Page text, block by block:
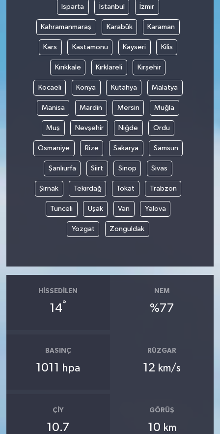
Isparta İstanbul İzmir
Kahramanmaraş Karabük Karaman
Kars Kastamonu Kayseri Kilis
Kırıkkale Kırklareli Kırşehir
Kocaeli Konya Kütahya Malatya
Manisa Mardin Mersin Muğla
Muş Nevşehir Niğde Ordu
Osmaniye Rize Sakarya Samsun
Şanlıurfa Siirt Sinop Sivas
Şırnak Tekirdağ Tokat Trabzon
Tunceli Uşak Van Yalova
Yozgat Zonguldak
HISSEDILEN
14°
NEM
%77
BASINÇ
1011 hpa
RÜZGAR
12 km/s
ÇIY
10.7
GÖRÜŞ
10 km